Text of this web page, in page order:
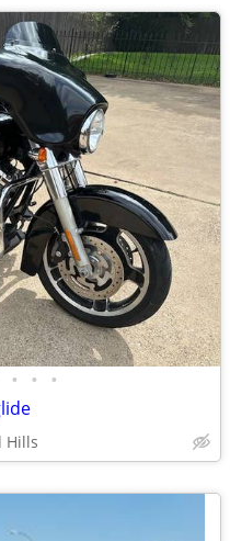
• • •
Hills